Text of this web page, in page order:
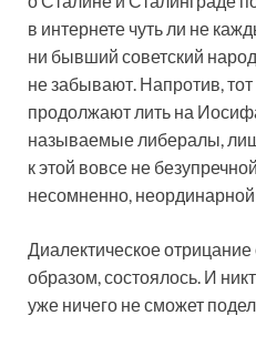
в интернете чуть ли не
ни бывший советский
не забывают. Напротив, тот
продолжают лить на
называемые либералы,
к этой вовсе не
несомненно, неординарной
Диалектическое
образом, состоялось. И
уже ничего не сможет